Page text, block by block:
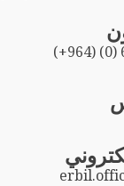
(+964) (0)